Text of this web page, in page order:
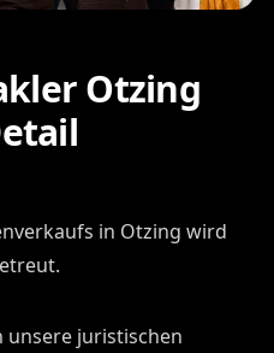
Otzing
in Otzing wird
unsere juristischen